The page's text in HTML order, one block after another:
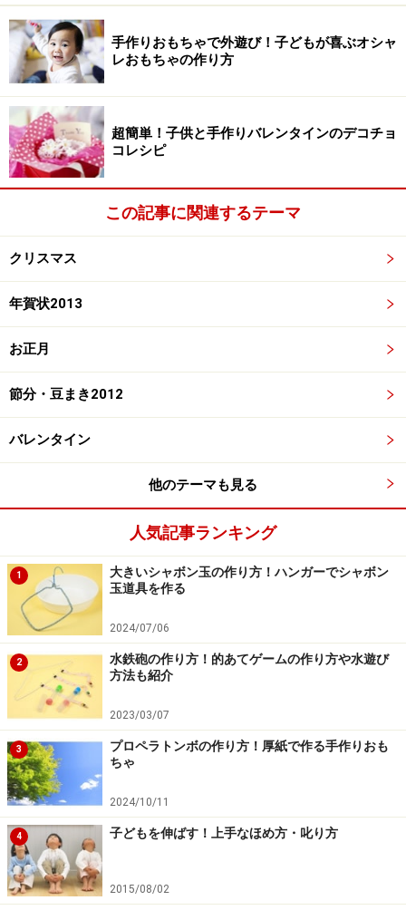
手作りおもちゃで外遊び！子どもが喜ぶオシャ
レおもちゃの作り方
超簡単！子供と手作りバレンタインのデコチョ
コレシピ
この記事に関連するテーマ
クリスマス
年賀状2013
お正月
節分・豆まき2012
バレンタイン
他のテーマも見る
人気記事ランキング
1
大きいシャボン玉の作り方！ハンガーでシャボン
玉道具を作る
2024/07/06
2
水鉄砲の作り方！的あてゲームの作り方や水遊び
方法も紹介
2023/03/07
3
プロペラトンボの作り方！厚紙で作る手作りおも
ちゃ
2024/10/11
4 子どもを伸ばす！上手なほめ方・叱り方
2015/08/02